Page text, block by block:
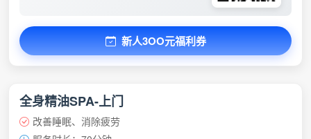
新人3OO元福利券
全身精油SPA-上门
改善睡眠、消除疲劳